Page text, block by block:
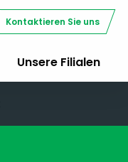
Kontaktieren Sie uns
Unsere Filialen